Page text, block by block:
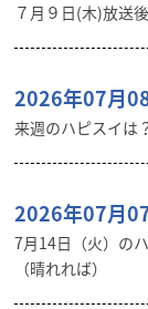
７月９日(木)放送
2026年07月
来週のハピスイは
2026年07月
7月14日（火）の
（晴れれば）